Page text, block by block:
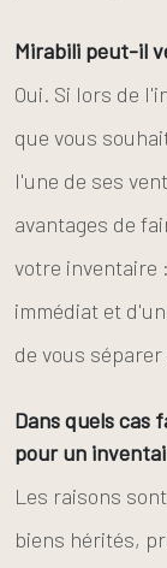
Mirabili peut-il
Oui. Si lors de
que vous
l'une de ses
avantages de
votre inventaire
immédiat et
de vous
Dans quels cas
pour un
Les raisons
biens hérités,